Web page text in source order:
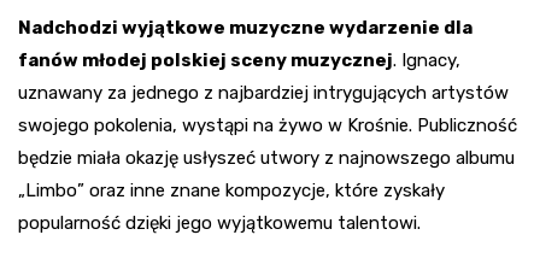
Nadchodzi wyjątkowe muzyczne wydarzenie dla
fanów młodej polskiej sceny muzycznej. Ignacy,
uznawany za jednego z najbardziej intrygujących artystów
swojego pokolenia, wystąpi na żywo w Krośnie. Publiczność
będzie miała okazję usłyszeć utwory z najnowszego albumu
„Limbo” oraz inne znane kompozycje, które zyskały
popularność dzięki jego wyjątkowemu talentowi.